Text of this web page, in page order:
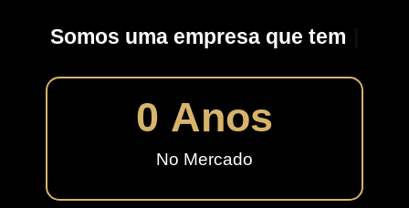
Somos uma empresa que tem
No Mercado
0 Anos